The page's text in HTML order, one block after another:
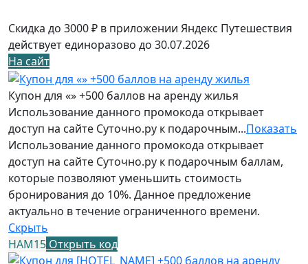
Скидка до 3000 ₽ в приложении Яндекс Путешествия
действует единоразово до 30.07.2026
На сайт
Купон для «» +500 баллов на аренду жилья
Использование данного промокода открывает
доступ на сайте Суточно.ру к подарочным...Показать
Использование данного промокода открывает
доступ на сайте Суточно.ру к подарочным баллам,
которые позволяют уменьшить стоимость
бронирования до 10%. Данное предложение
актуально в течение ограниченного времени.
Скрыть
НАМ15 Открыть код